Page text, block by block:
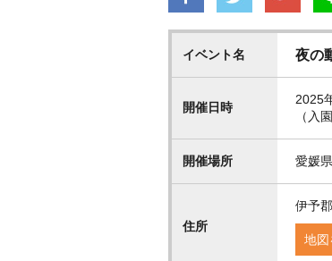
イベント名 夜の
開催日時
2025
（入
開催場所 愛媛
住所
伊予
地図